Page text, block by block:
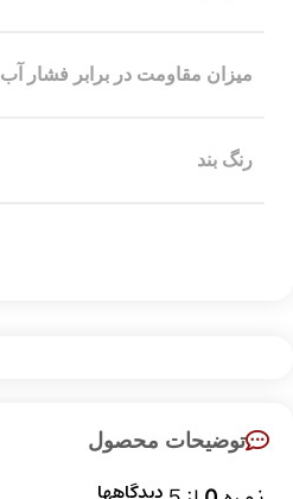
میزان مقاومت در برابر فشار آب
رنگ بند
توضیحات محصول
دیدگاهها